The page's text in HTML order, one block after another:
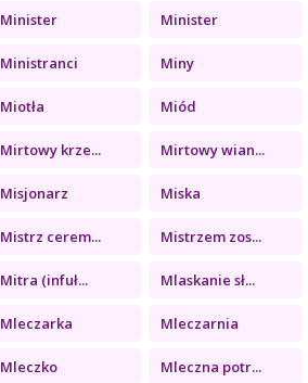
Minister Minister
Ministranci Miny
Miotła Miód
Mirtowy krze... Mirtowy wian...
Misjonarz Miska
Mistrz cerem... Mistrzem zos...
Mitra (infuł... Mlaskanie sł...
Mleczarka Mleczarnia
Mleczko Mleczna potr...